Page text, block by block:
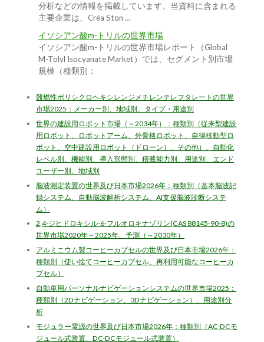
分析などの情報を掲載しています。当資料に含まれる
主要企業は、Créa Ston …
イソシアン酸m-トリルの世界市場
イソシアン酸m-トリルの世界市場レポート（Global
M-Tolyl Isocyanate Market）では、セグメント別市場
規模（種類別：
難燃性ポリシクロヘキシレンジメチレンテレフタレートの世界
市場2025：メーカー別、地域別、タイプ・用途別
世界の建設用ロボット市場（～2034年）：種類別（従来型建設
用ロボット、ロボットアーム、外骨格ロボット、自律移動型ロ
ボット、空中建設用ロボット（ドローン）、その他）、自動化
レベル別、機能別、導入形態別、積載能力別、用途別、エンド
ユーザー別、地域別
脳波測定装置の世界及び日本市場2026年：種類別（基本脳波記
録システム、自動脳波解析システム、AI支援脳波診断システ
ム）
2,4-ジヒドロキシル-6-フルオロキナゾリン(CAS 88145-90-8)の
世界市場2020年～2025年、予測（～2030年）
アルミニウム製コーヒーカプセルの世界及び日本市場2026年：
種類別（使い捨てコーヒーカプセル、再利用可能なコーヒーカ
プセル）
自動車用パーソナルナビゲーションシステムの世界市場2025：
種類別（2Dナビゲーション、3Dナビゲーション）、用途別分
析
モジュラー電源の世界及び日本市場2026年：種類別（AC-DCモ
ジュール式装置、DC-DCモジュール式装置）